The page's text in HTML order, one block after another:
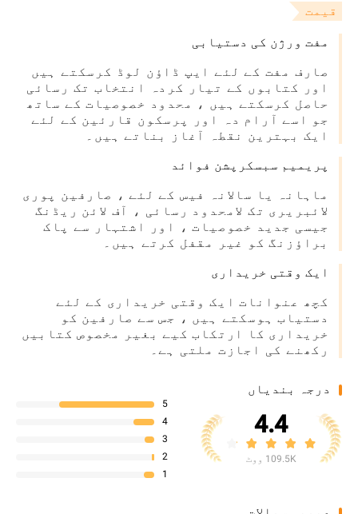
قیمت
مفت ورژن کی دستیابی
صارف مفت کے لئے ایپ ڈاؤن لوڈ کرسکتے ہیں
اور کتابوں کے تیار کردہ انتخاب تک رسائی
حاصل کرسکتے ہیں ، محدود خصوصیات کے ساتھ
جو اسے آرام دہ اور پرسکون قارئین کے لئے
ایک بہترین نقطہ آغاز بناتے ہیں۔
پریمیم سبسکرپشن فوائد
ماہانہ یا سالانہ فیس کے لئے ، صارفین پوری
لائبریری تک لامحدود رسائی ، آف لائن ریڈنگ
جیسی جدید خصوصیات ، اور اشتہار سے پاک
براؤزنگ کو غیر مقفل کرتے ہیں۔
ایک وقتی خریداری
کچھ عنوانات ایک وقتی خریداری کے لئے
دستیاب ہوسکتے ہیں ، جس سے صارفین کو
خریداری کا ارتکاب کیے بغیر مخصوص کتابیں
رکھنے کی اجازت ملتی ہے۔
درجہ بندیاں
4.4
109.5K ووٹ
5
4
3
2
1